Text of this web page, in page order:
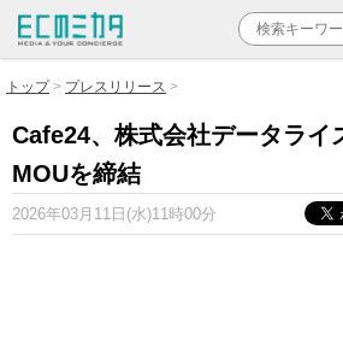
トップ プレスリリース
Cafe24、株式会社データライ
MOUを締結
2026年03月11日(水)11時00分